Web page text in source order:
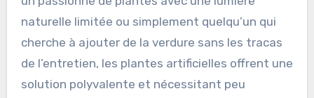
naturelle limitée ou simplement quelqu’un qui
cherche à ajouter de la verdure sans les tracas
de l’entretien, les plantes artificielles offrent une
solution polyvalente et nécessitant peu